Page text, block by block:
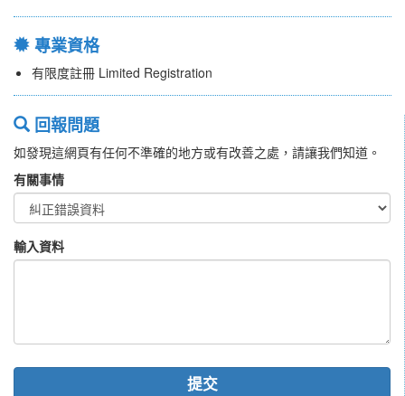
專業資格
有限度註冊 Limited Registration
回報問題
如發現這網頁有任何不準確的地方或有改善之處，請讓我們知道。
有關事情
輸入資料
提交